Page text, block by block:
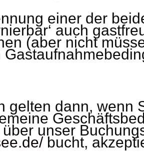
einer der
auch
(aber nicht
gelten dann, wenn
unser
bucht,